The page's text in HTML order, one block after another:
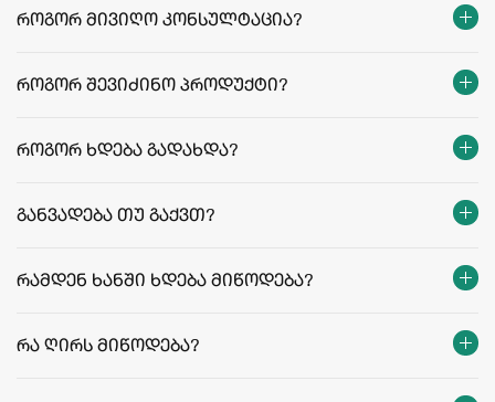
როგორ მივიღო კონსულტაცია?
როგორ შევიძინო პროდუქტი?
როგორ ხდება გადახდა?
განვადება თუ გაქვთ?
რამდენ ხანში ხდება მიწოდება?
რეგიონები:
რა ღირს მიწოდება?